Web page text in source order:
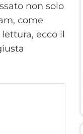
non solo
come
ecco il